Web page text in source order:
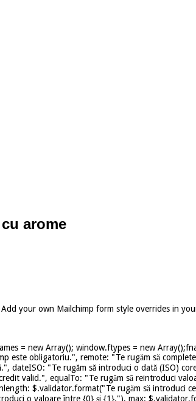
arome
your own Mailchimp form style overrides in
= new Array(); window.ftypes = new
obligatoriu.", remote: "Te rugăm să
dateISO: "Te rugăm să introduci o dată (ISO)
valid.", equalTo: "Te rugăm să reintroduci
$.validator.format("Te rugăm să introduci
o valoare între {0} și {1}."), max: